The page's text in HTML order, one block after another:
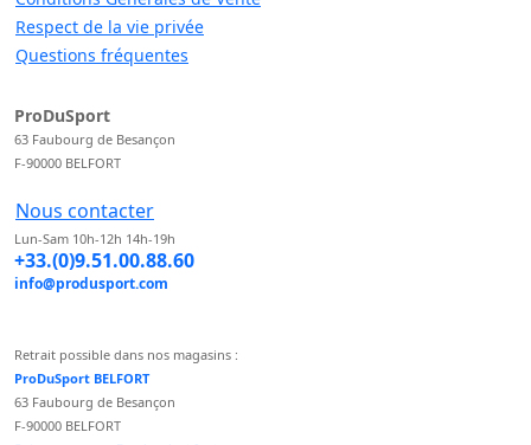
Respect de la vie privée
Questions fréquentes
ProDuSport
63 Faubourg de Besançon
F-90000 BELFORT
Nous contacter
Lun-Sam 10h-12h 14h-19h
+33.(0)9.51.00.88.60
info@produsport.com
Retrait possible dans nos magasins :
ProDuSport BELFORT
63 Faubourg de Besançon
F-90000 BELFORT